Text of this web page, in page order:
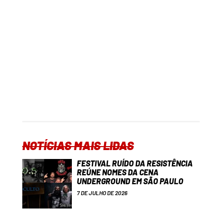
NOTÍCIAS MAIS LIDAS
FESTIVAL RUÍDO DA RESISTÊNCIA
REÚNE NOMES DA CENA
UNDERGROUND EM SÃO PAULO
7 DE JULHO DE 2026